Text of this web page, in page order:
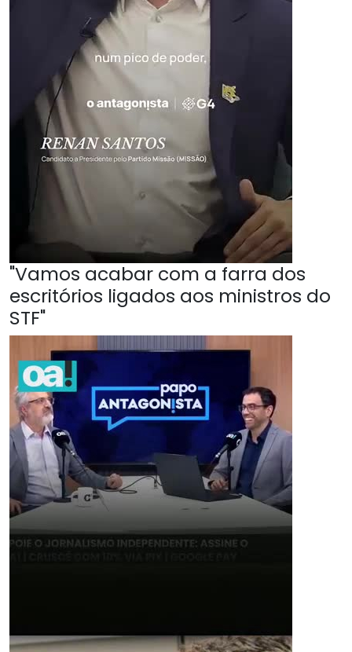
"Vamos acabar com a farra dos
escritórios ligados aos ministros do
STF"